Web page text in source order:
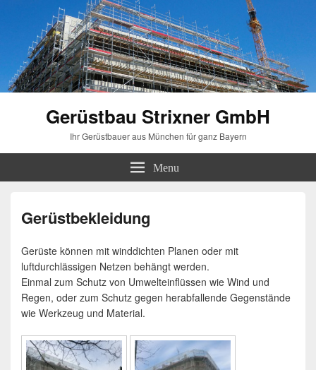
Gerüstbau Strixner GmbH
Ihr Gerüstbauer aus München für ganz Bayern
Menu
Gerüstbekleidung
Gerüste können mit winddichten Planen oder mit
luftdurchlässigen Netzen behängt werden.
Einmal zum Schutz von Umwelteinflüssen wie Wind und
Regen, oder zum Schutz gegen herabfallende Gegenstände
wie Werkzeug und Material.